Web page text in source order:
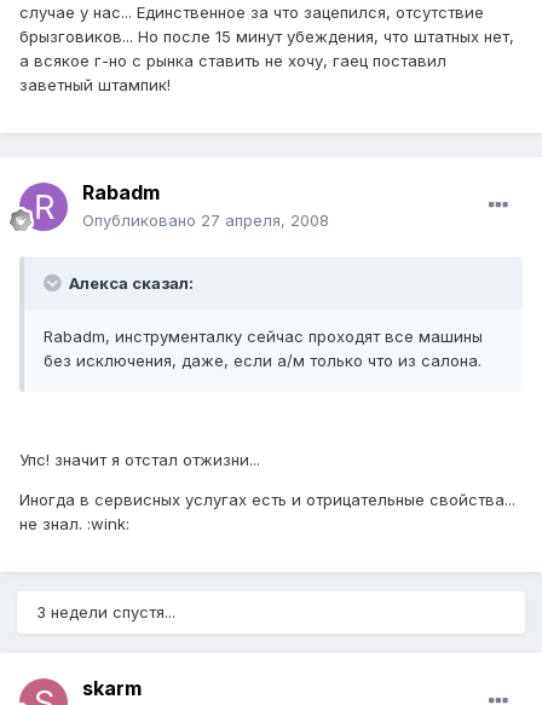
случае у нас... Единственное за что зацепился, отсутствие
брызговиков... Но после 15 минут убеждения, что штатных нет,
а всякое г-но с рынка ставить не хочу, гаец поставил
заветный штампик!
Rabadm
Опубликовано 27 апреля, 2008
Алекса сказал:
Rabadm, инструменталку сейчас проходят все машины
без исключения, даже, если а/м только что из салона.
Упс! значит я отстал отжизни...
Иногда в сервисных услугах есть и отрицательные свойства...
не знал. :wink:
3 недели спустя...
skarm